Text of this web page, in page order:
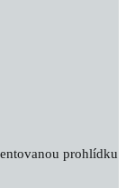
prohlídku